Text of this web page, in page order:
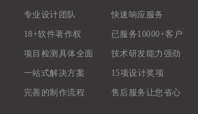
专业设计团队
快速响应服务
18+软件著作权
已服务10000+客户
项目检测具体全面
技术研发能力强劲
一站式解决方案
15项设计奖项
完善的制作流程
售后服务让您省心